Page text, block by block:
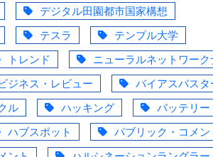
デジタル田園都市国家構想
テスラ
テンプル大学
トレンド
ニューラルネットワーク
ジネス・レビュー
バイアスバスタ
ル
ハッキング
バッテリー
ハブスポット
パブリック・コメン